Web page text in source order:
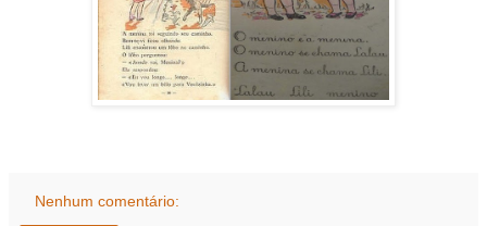
Nenhum comentário: